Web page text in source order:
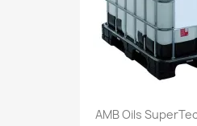
AMB Oils